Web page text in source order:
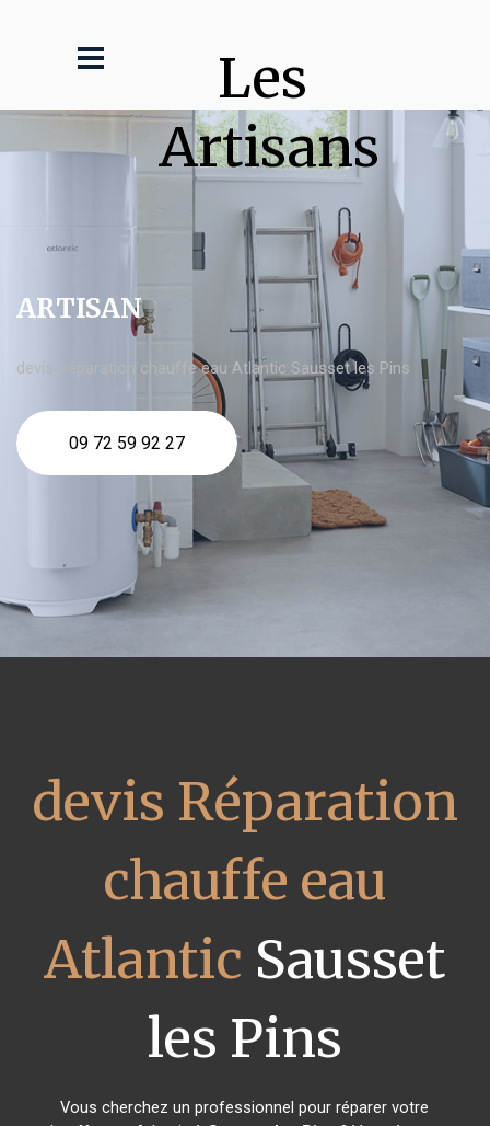
Les
Artisans
ARTISAN
devis Réparation chauffe eau Atlantic Sausset les Pins
09 72 59 92 27
devis Réparation
chauffe eau
Atlantic Sausset
les Pins
Vous cherchez un professionnel pour réparer votre